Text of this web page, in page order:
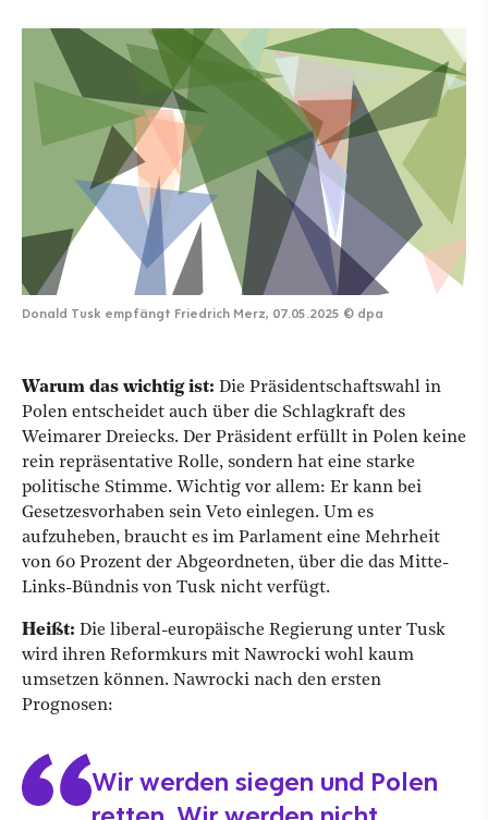
Donald Tusk empfängt Friedrich Merz, 07.05.2025 © dpa
Warum das wichtig ist: Die Präsidentschaftswahl in
Polen entscheidet auch über die Schlagkraft des
Weimarer Dreiecks. Der Präsident erfüllt in Polen keine
rein repräsentative Rolle, sondern hat eine starke
politische Stimme. Wichtig vor allem: Er kann bei
Gesetzesvorhaben sein Veto einlegen. Um es
aufzuheben, braucht es im Parlament eine Mehrheit
von 60 Prozent der Abgeordneten, über die das Mitte-
Links-Bündnis von Tusk nicht verfügt.
Heißt: Die liberal-europäische Regierung unter Tusk
wird ihren Reformkurs mit Nawrocki wohl kaum
umsetzen können. Nawrocki nach den ersten
Prognosen:
Wir werden siegen und Polen